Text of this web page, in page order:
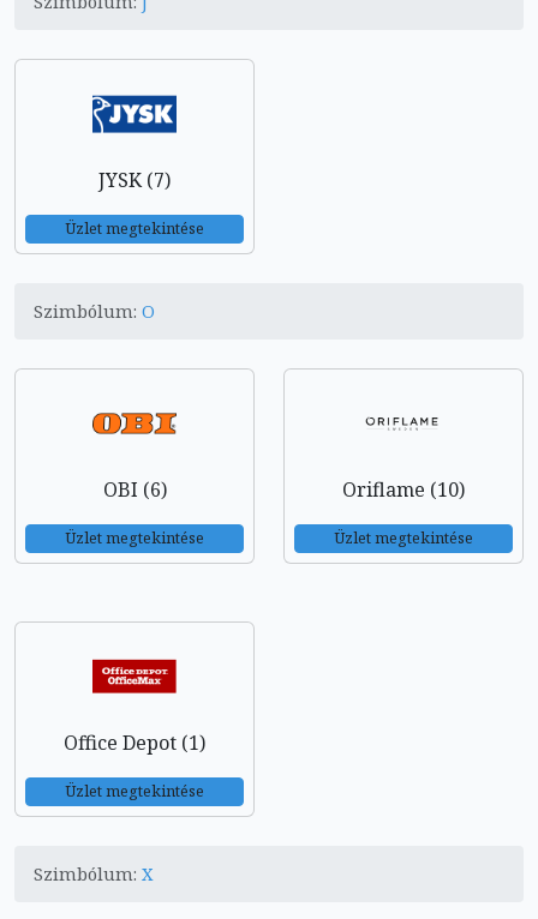
JYSK (7)
Üzlet megtekintése
Szimbólum: O
OBI (6)
Üzlet megtekintése
Oriflame (10)
Üzlet megtekintése
Office Depot (1)
Üzlet megtekintése
Szimbólum: X